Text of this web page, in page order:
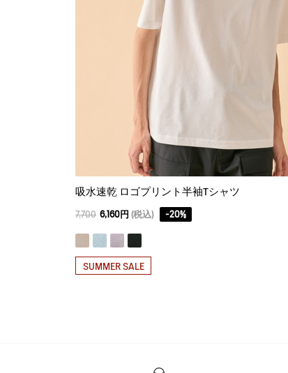
吸水速乾 ロゴプリント半袖Tシャツ
7,700 6,160円 (税込) -20%
SUMMER SALE